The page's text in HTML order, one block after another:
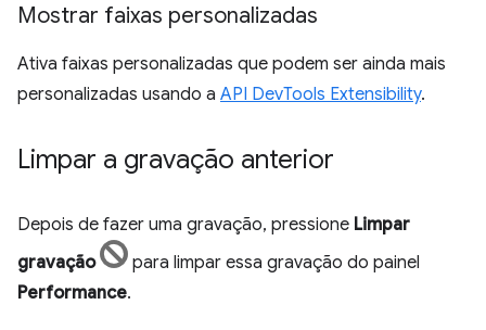
Mostrar faixas personalizadas
Ativa faixas personalizadas que podem ser ainda mais
personalizadas usando a API DevTools Extensibility.
Limpar a gravação anterior
Depois de fazer uma gravação, pressione Limpar
gravação
para limpar essa gravação do painel
Performance.